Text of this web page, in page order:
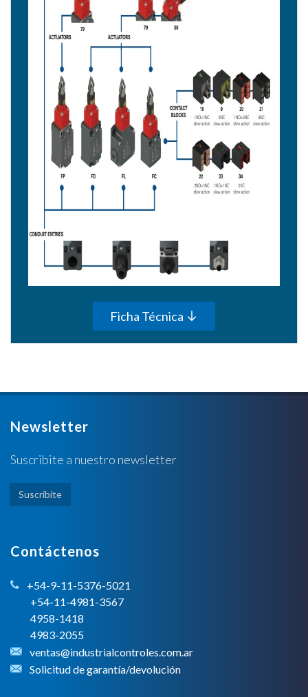
Ficha Técnica
Newsletter
Suscribite a nuestro newsletter
Suscribite
Contáctenos
+54-9-11-5376-5021
+54-11-4981-3567
4958-1418
4983-2055
ventas@industrialcontroles.com.ar
Solicitud de garantía/devolución